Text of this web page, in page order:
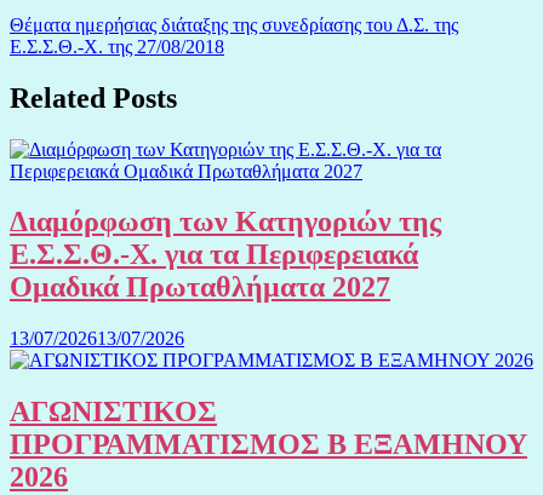
Θέματα ημερήσιας διάταξης της συνεδρίασης του Δ.Σ. της
Ε.Σ.Σ.Θ.-Χ. της 27/08/2018
Related Posts
Διαμόρφωση των Κατηγοριών της
Ε.Σ.Σ.Θ.-Χ. για τα Περιφερειακά
Ομαδικά Πρωταθλήματα 2027
13/07/202613/07/2026
ΑΓΩΝΙΣΤΙΚΟΣ
ΠΡΟΓΡΑΜΜΑΤΙΣΜΟΣ Β ΕΞΑΜΗΝΟΥ
2026